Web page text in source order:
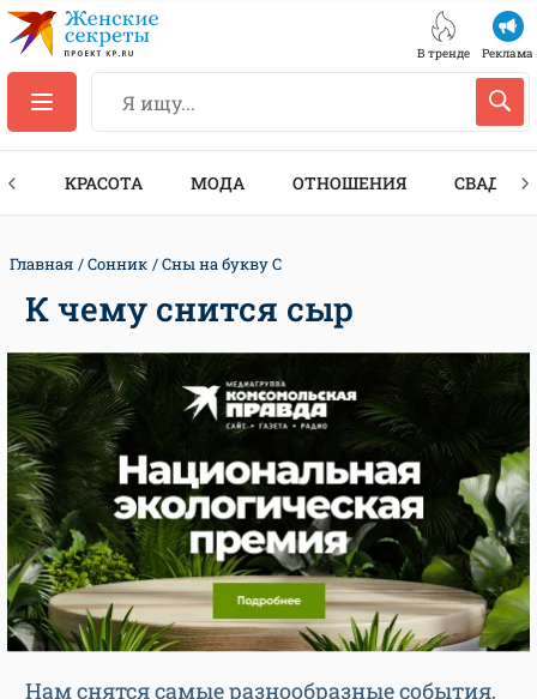
В тренде Реклама
КРАСОТА МОДА ОТНОШЕНИЯ СВАДЬБА
Главная Сонник Сны на букву С
К чему снится сыр
Нам снятся самые разнообразные события,